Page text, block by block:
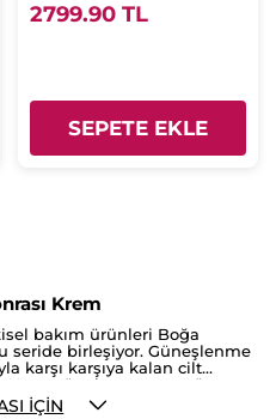
2799.90 TL
SEPETE EKLE
Krem
bakım ürünleri Boğa
seride birleşiyor. Güneşlenme
karşı karşıya kalan cilt
süre korumasız güneşe
lekeler ve yaşlılık belirtileri
İÇIN